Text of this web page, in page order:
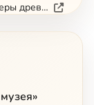
Век Русского музея. Коллекционеры древнерусского искусства